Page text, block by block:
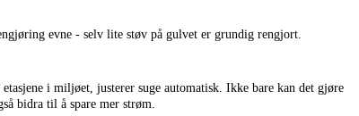
evne - selv lite støv på gulvet er grundig rengjort.
i miljøet, justerer suge automatisk. Ikke bare kan det gjøre
bidra til å spare mer strøm.